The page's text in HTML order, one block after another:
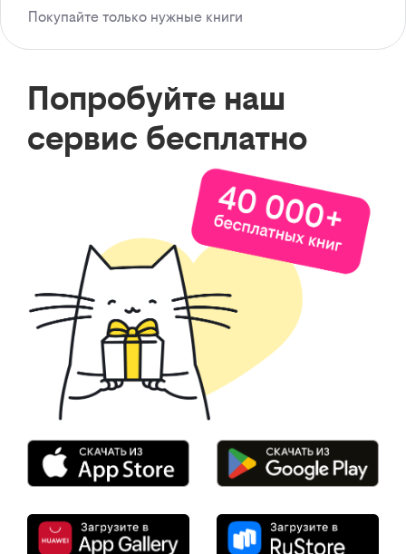
Покупайте только нужные книги
Попробуйте наш
сервис бесплатно